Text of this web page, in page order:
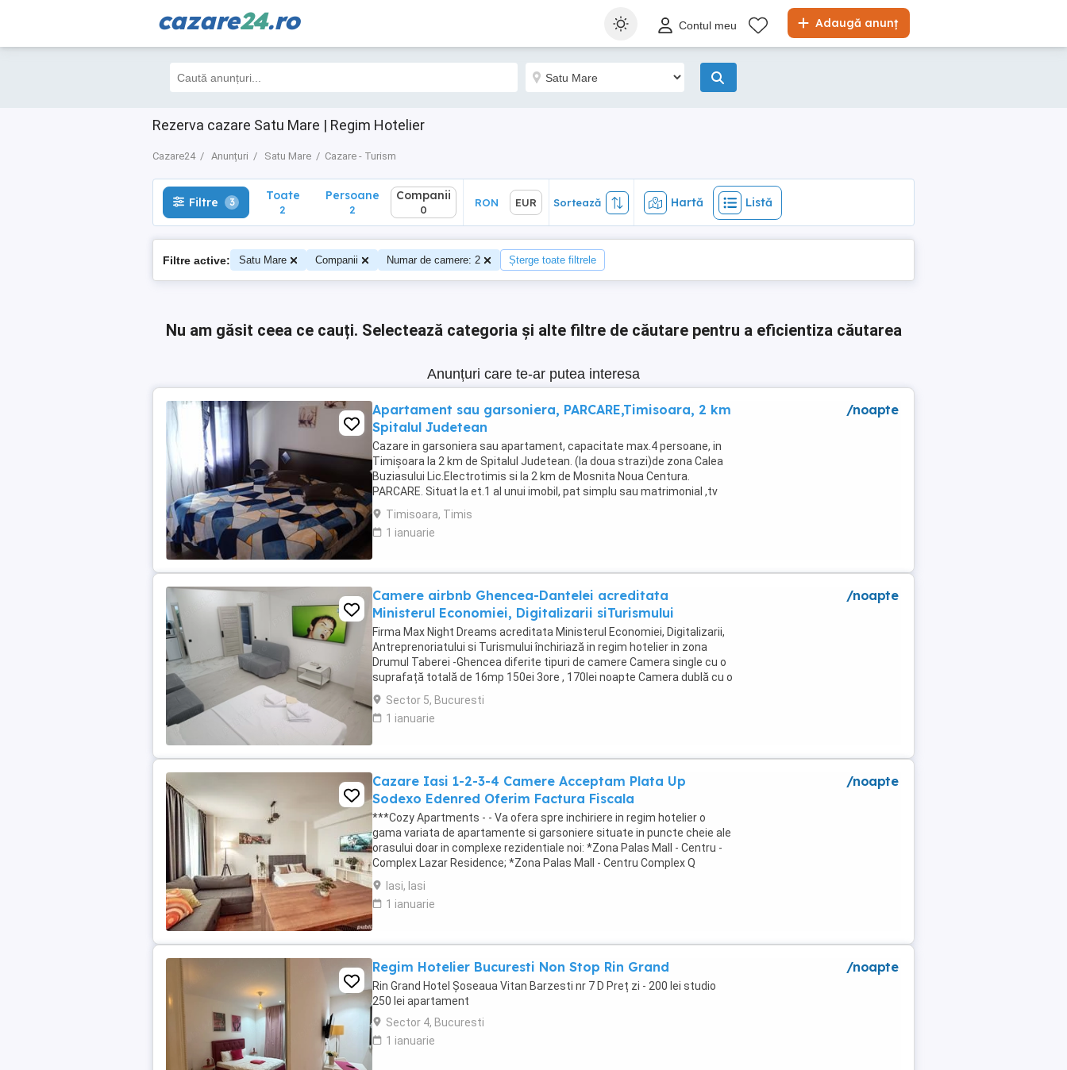
cazare24.ro Adaugă anunț
Contul meu
Rezerva cazare Satu Mare | Regim Hotelier
Cazare24 Anunțuri Satu Mare Cazare - Turism
Filtre 3 Toate
2
Hartă Listă
Filtre 3 Toate
2
Persoane
2
Companii
0
RON EUR Sortează Hartă Listă
Filtre active: Satu Mare Companii Numar de camere: 2 Șterge toate filtrele
Nu am găsit ceea ce cauți. Selectează categoria și alte filtre de căutare pentru a eficientiza căutarea
Anunțuri care te-ar putea interesa
Apartament sau garsoniera, PARCARE,Timisoara, 2 km
Spitalul Judetean
Cazare in garsoniera sau apartament, capacitate max.4 persoane, in
Timișoara la 2 km de Spitalul Judetean. (la doua strazi)de zona Calea
Buziasului Lic.Electrotimis si la 2 km de Mosnita Noua Centura.
PARCARE. Situat la et.1 al unui imobil, pat simplu sau matrimonial ,tv
+wifi , frigider, mașină spălat, ...
Timisoara, Timis
1 ianuarie
/noapte
Camere airbnb Ghencea-Dantelei acreditata
Ministerul Economiei, Digitalizarii siTurismului
Firma Max Night Dreams acreditata Ministerul Economiei, Digitalizarii,
Antreprenoriatului si Turismului închiriază in regim hotelier in zona
Drumul Taberei -Ghencea diferite tipuri de camere Camera single cu o
suprafață totală de 16mp 150ei 3ore , 170lei noapte Camera dublă cu o
suprafață totală de ...
Sector 5, Bucuresti
1 ianuarie
/noapte
Cazare Iasi 1-2-3-4 Camere Acceptam Plata Up
Sodexo Edenred Oferim Factura Fiscala
***Cozy Apartments - - Va ofera spre inchiriere in regim hotelier o
gama variata de apartamente si garsoniere situate in puncte cheie ale
orasului doar in complexe rezidentiale noi: *Zona Palas Mall - Centru -
Complex Lazar Residence; *Zona Palas Mall - Centru Complex Q
Residence; *Zona Palas Mall - ...
Iasi, Iasi
1 ianuarie
/noapte
Regim Hotelier Bucuresti Non Stop Rin Grand
Rin Grand Hotel Șoseaua Vitan Barzesti nr 7 D Preț zi - 200 lei studio
250 lei apartament
Sector 4, Bucuresti
1 ianuarie
/noapte